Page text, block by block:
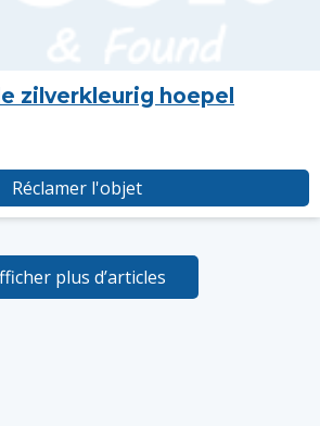
zilverkleurig hoepel
Réclamer l'objet
plus d’articles